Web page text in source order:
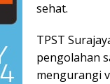
sehat.
TPST
pengolahan
mengurangi